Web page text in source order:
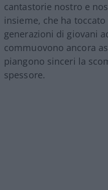
cantastorie nostro e
insieme, che ha
generazioni di giovani
commuovono ancora
piangono sinceri la
spessore.